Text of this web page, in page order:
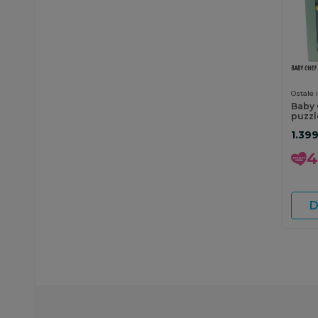
Ostale
decu
Baby